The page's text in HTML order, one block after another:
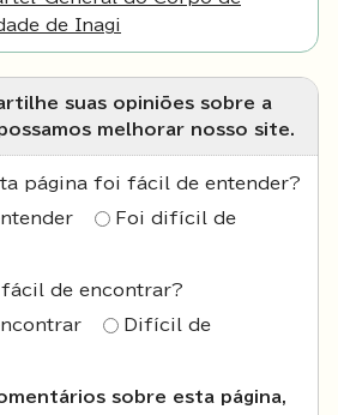
de Inagi
suas opiniões sobre a
melhorar nosso site.
página foi fácil de entender?
Foi difícil de
de encontrar?
Difícil de
sobre esta página,